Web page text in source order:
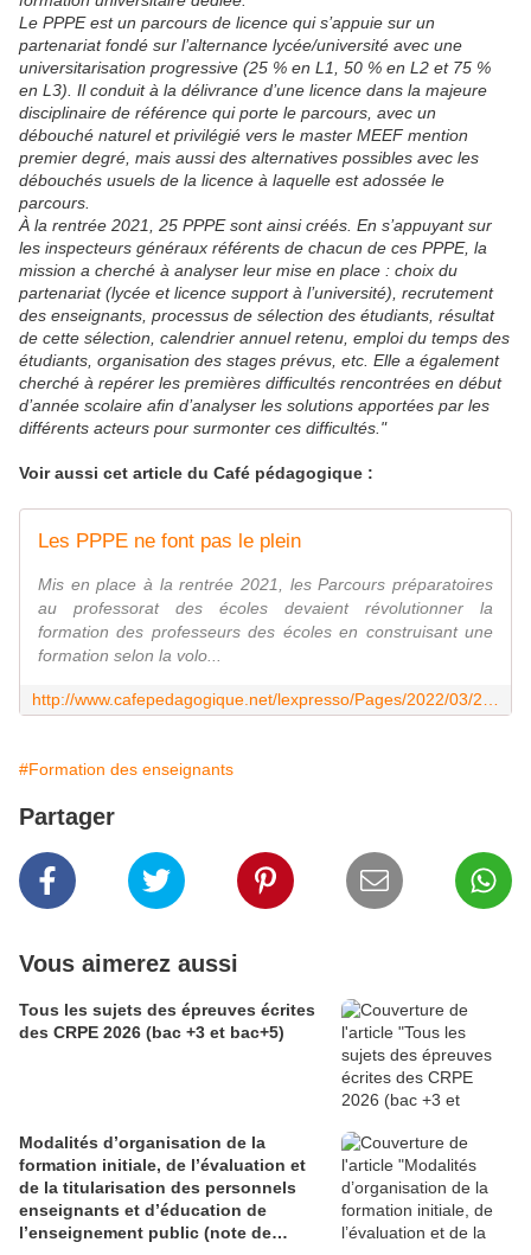
Le PPPE est un parcours de licence qui s’appuie sur un
partenariat fondé sur l’alternance lycée/université avec une
universitarisation progressive (25 % en L1, 50 % en L2 et 75 %
en L3). Il conduit à la délivrance d’une licence dans la majeure
disciplinaire de référence qui porte le parcours, avec un
débouché naturel et privilégié vers le master MEEF mention
premier degré, mais aussi des alternatives possibles avec les
débouchés usuels de la licence à laquelle est adossée le
parcours.
À la rentrée 2021, 25 PPPE sont ainsi créés. En s’appuyant sur
les inspecteurs généraux référents de chacun de ces PPPE, la
mission a cherché à analyser leur mise en place : choix du
partenariat (lycée et licence support à l’université), recrutement
des enseignants, processus de sélection des étudiants, résultat
de cette sélection, calendrier annuel retenu, emploi du temps des
étudiants, organisation des stages prévus, etc. Elle a également
cherché à repérer les premières difficultés rencontrées en début
d’année scolaire afin d’analyser les solutions apportées par les
différents acteurs pour surmonter ces difficultés."
Voir aussi cet article du Café pédagogique :
Les PPPE ne font pas le plein
Mis en place à la rentrée 2021, les Parcours préparatoires
au professorat des écoles devaient révolutionner la
formation des professeurs des écoles en construisant une
formation selon la volo...
#Formation des enseignants
Partager
Vous aimerez aussi
Tous les sujets des épreuves écrites
des CRPE 2026 (bac +3 et bac+5)
Modalités d’organisation de la
formation initiale, de l’évaluation et
de la titularisation des personnels
enseignants et d’éducation de
l’enseignement public (note de